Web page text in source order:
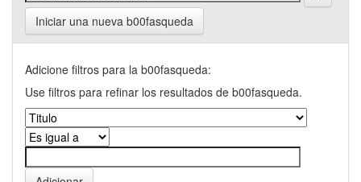
Iniciar una nueva b00fasqueda
Adicione filtros para la b00fasqueda:
Use filtros para refinar los resultados de b00fasqueda.